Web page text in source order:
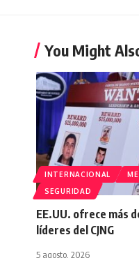
You Might
INTERNACIONAL
SEGURIDAD
EE.UU. ofrece más
líderes del CJNG
5 agosto, 2026